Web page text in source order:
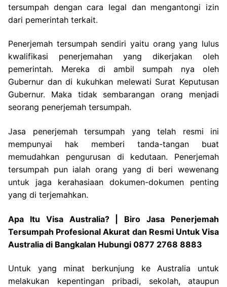
tersumpah dengan cara legal dan mengantongi izin
dari pemerintah terkait.
Penerjemah tersumpah sendiri yaitu orang yang lulus
kwalifikasi penerjemahan yang dikerjakan oleh
pemerintah. Mereka di ambil sumpah nya oleh
Gubernur dan di kukuhkan melewati Surat Keputusan
Gubernur. Maka tidak sembarangan orang menjadi
seorang penerjemah tersumpah.
Jasa penerjemah tersumpah yang telah resmi ini
mempunyai hak memberi tanda-tangan buat
memudahkan pengurusan di kedutaan. Penerjemah
tersumpah pun ialah orang yang di beri wewenang
untuk jaga kerahasiaan dokumen-dokumen penting
yang di terjemahkan.
Apa Itu Visa Australia? | Biro Jasa Penerjemah
Tersumpah Profesional Akurat dan Resmi Untuk Visa
Australia di Bangkalan Hubungi 0877 2768 8883
Untuk yang minat berkunjung ke Australia untuk
melakukan kepentingan pribadi, sekolah, ataupun